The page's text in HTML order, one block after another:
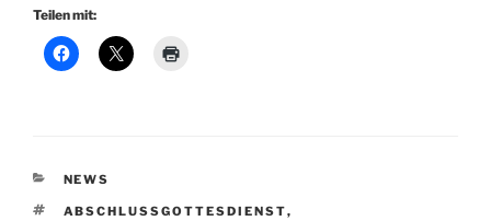
Teilen mit:
KATEGORIEN
NEWS
SCHLAGWÖRTER
ABSCHLUSSGOTTESDIENST,